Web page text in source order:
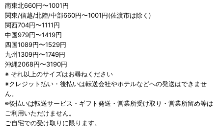
南東北660円〜1001円
関東/信越/北陸/中部660円〜1001円(佐渡市は除く)
関西704円〜1111円
中国979円〜1419円
四国1089円〜1529円
九州1309円〜1749円
沖縄2068円〜3190円
※ それ以上のサイズはお尋ねください
※クレジット払い・後払いは転送会社やホテルなどへの発送はできませ
ん。
※後払いは転送サービス・ギフト発送・営業所受け取り・営業所留め等は
ご利用いただけません。
ご自宅での受け取りに限ります。